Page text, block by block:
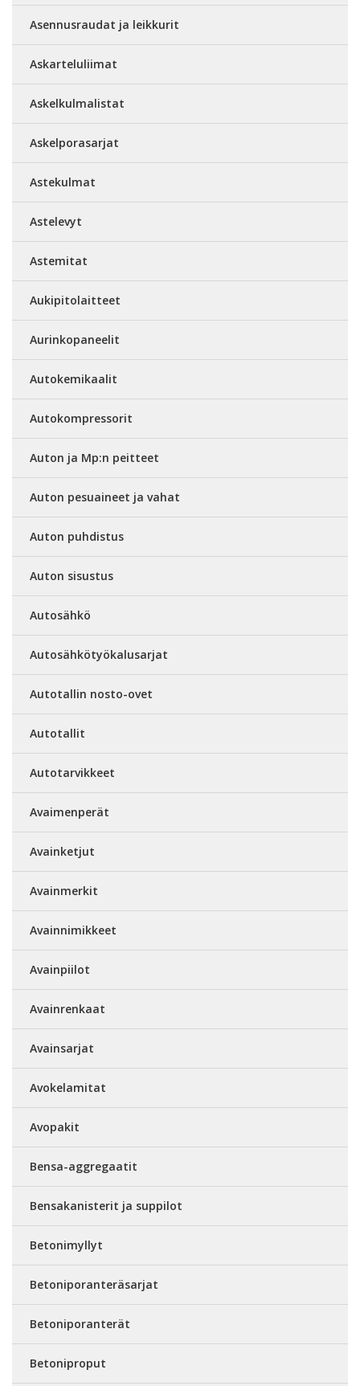
Asennusraudat ja leikkurit
Askarteluliimat
Askelkulmalistat
Askelporasarjat
Astekulmat
Astelevyt
Astemitat
Aukipitolaitteet
Aurinkopaneelit
Autokemikaalit
Autokompressorit
Auton ja Mp:n peitteet
Auton pesuaineet ja vahat
Auton puhdistus
Auton sisustus
Autosähkö
Autosähkötyökalusarjat
Autotallin nosto-ovet
Autotallit
Autotarvikkeet
Avaimenperät
Avainketjut
Avainmerkit
Avainnimikkeet
Avainpiilot
Avainrenkaat
Avainsarjat
Avokelamitat
Avopakit
Bensa-aggregaatit
Bensakanisterit ja suppilot
Betonimyllyt
Betoniporanteräsarjat
Betoniporanterät
Betoniproput